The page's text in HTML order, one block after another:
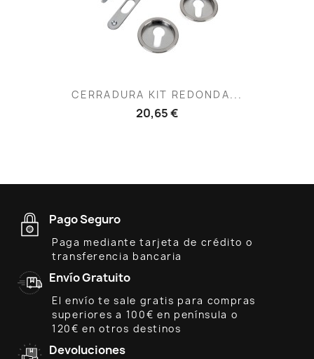
CERRADURA KIT REDONDA...
20,65 €
Pago Seguro
Paga mediante tarjeta de crédito o
transferencia bancaria
Envío Gratuito
El envío te sale gratis para compras
superiores a 100€ en península o
120€ en otros destinos
Devoluciones